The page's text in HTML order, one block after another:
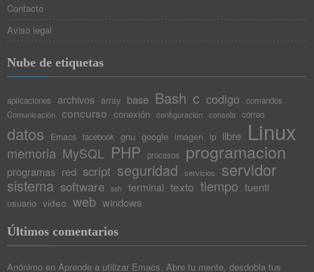
Contacto
Aviso legal
Nube de etiquetas
aplicaciones archivos array base Bash c codigo
comandos
Comunicación concurso conexión configuración consola correo
datos Emacs facebook gnu google imagen ip libre Linux
memoria MySQL PHP procesos programacion
programas red script seguridad servicios servidor
sistema software ssh terminal texto tiempo tuenti
usuario video web windows
Últimos comentarios
Anónimo en Aprende a utilizar Emacs. Abre tu mente, desdobla tus